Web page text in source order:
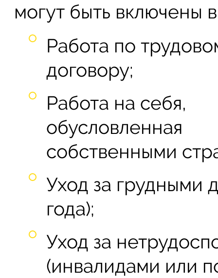
могут быть включены
Работа по
договору;
Работа на себя,
обусловленная
собственными
Уход за грудными
года);
Уход за
(инвалидами или